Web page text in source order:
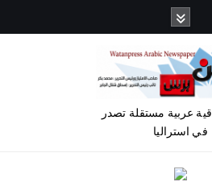
عربية مستقلة تصدر
في استراليا